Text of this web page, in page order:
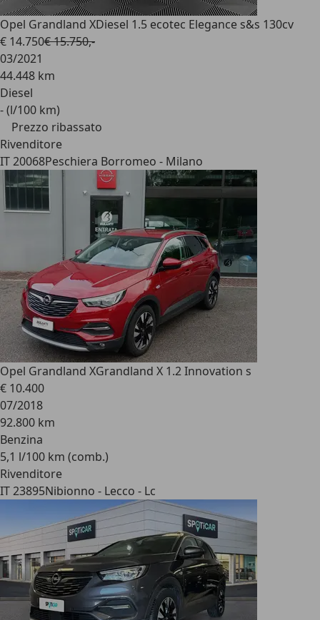
Opel Grandland XDiesel 1.5 ecotec Elegance s&s 130cv
€ 14.750€ 15.750,-
03/2021
44.448 km
Diesel
- (l/100 km)
Prezzo ribassato
Rivenditore
IT 20068Peschiera Borromeo - Milano
Opel Grandland XGrandland X 1.2 Innovation s
€ 10.400
07/2018
92.800 km
Benzina
5,1 l/100 km (comb.)
Rivenditore
IT 23895Nibionno - Lecco - Lc